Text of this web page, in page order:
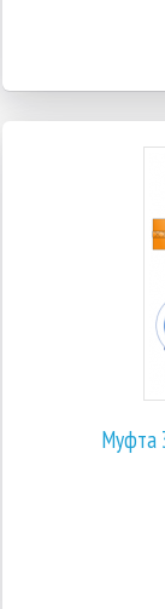
Муфта